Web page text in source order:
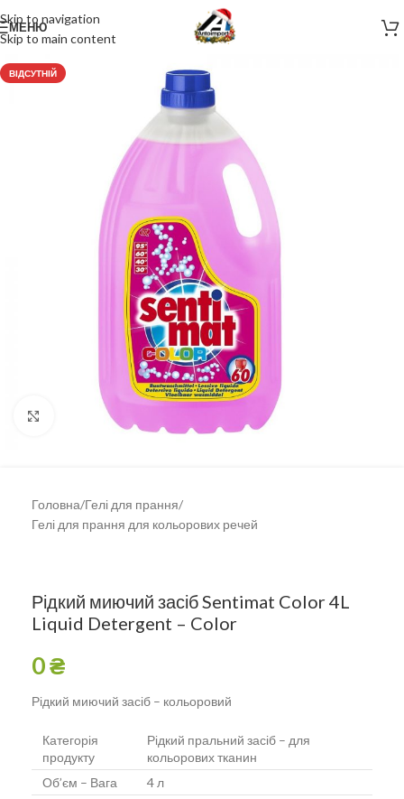
Skip to navigation
Skip to main content
МЕНЮ
ВІДСУТНІЙ
Клацніть, щоб збільшити
Головна/Гелі для прання/
Гелі для прання для кольорових речей
Рідкий миючий засіб Sentimat Color 4L
Liquid Detergent – Color
0₴
Рідкий миючий засіб – кольоровий
Категорія
продукту
Рідкий пральний засіб – для
кольорових тканин
Об’єм – Вага
4 л